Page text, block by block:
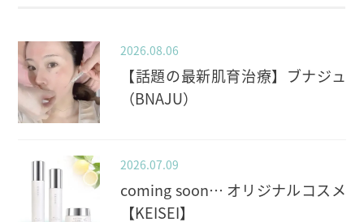
2026.08.06
【話題の最新肌育治療】ブナジュ
（BNAJU）
2026.07.09
coming soon… オリジナルコスメ
【KEISEI】